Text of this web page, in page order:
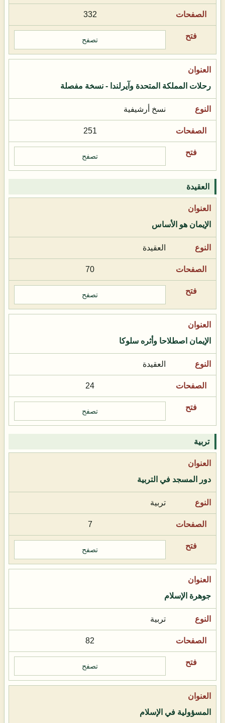
332
تصفح
رحلات المملكة المتحدة وآيرلندا - نسخة مفصلة
نسخ أرشيفية
251
تصفح
العقيدة
الإيمان هو الأساس
العقيدة
70
تصفح
الإيمان اصطلاحا وأثره سلوكا
العقيدة
24
تصفح
تربية
دور المسجد في التربية
تربية
7
تصفح
جوهرة الإسلام
تربية
82
تصفح
المسؤولية في الإسلام